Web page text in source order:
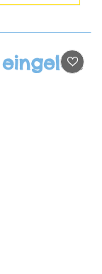
Bio Schwarzwurzeln, eingelegt